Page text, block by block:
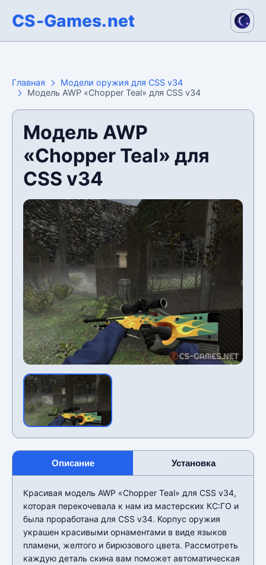
CS-Games.net
Главная
Модели оружия для CSS v34
Модель AWP «Chopper Teal» для CSS v34
Модель AWP
«Chopper Teal» для
CSS v34
Описание Установка
Красивая модель AWP «Chopper Teal» для CSS v34,
которая перекочевала к нам из мастерских КС:ГО и
была проработана для CSS v34. Корпус оружия
украшен красивыми орнаментами в виде языков
пламени, желтого и бирюзового цвета. Рассмотреть
каждую деталь скина вам поможет автоматическая